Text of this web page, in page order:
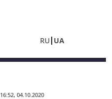
RU UA
16:52, 04.10.2020